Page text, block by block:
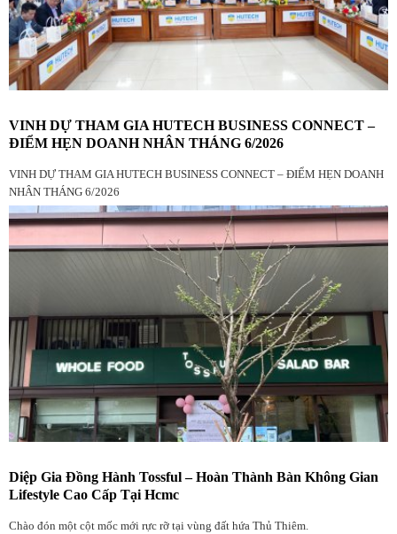
VINH DỰ THAM GIA HUTECH BUSINESS CONNECT –
ĐIỂM HẸN DOANH NHÂN THÁNG 6/2026
VINH DỰ THAM GIA HUTECH BUSINESS CONNECT – ĐIỂM HẸN DOANH
NHÂN THÁNG 6/2026
Diệp Gia Đồng Hành Tossful – Hoàn Thành Bàn Không Gian
Lifestyle Cao Cấp Tại Hcmc
Chào đón một cột mốc mới rực rỡ tại vùng đất hứa Thủ Thiêm.